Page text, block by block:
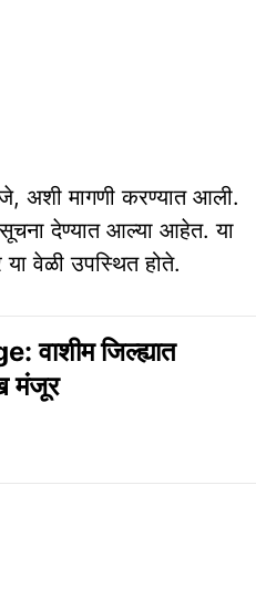
अशी मागणी करण्यात आली.
सूचना देण्यात आल्या आहेत. या
वेळी उपस्थित होते.
जिल्ह्यात
मंजूर